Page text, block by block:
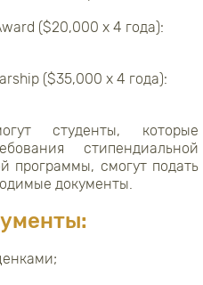
($20,000 x 4 года):
($35,000 x 4 года):
студенты, которые
стипендиальной
программы, смогут подать
документы.